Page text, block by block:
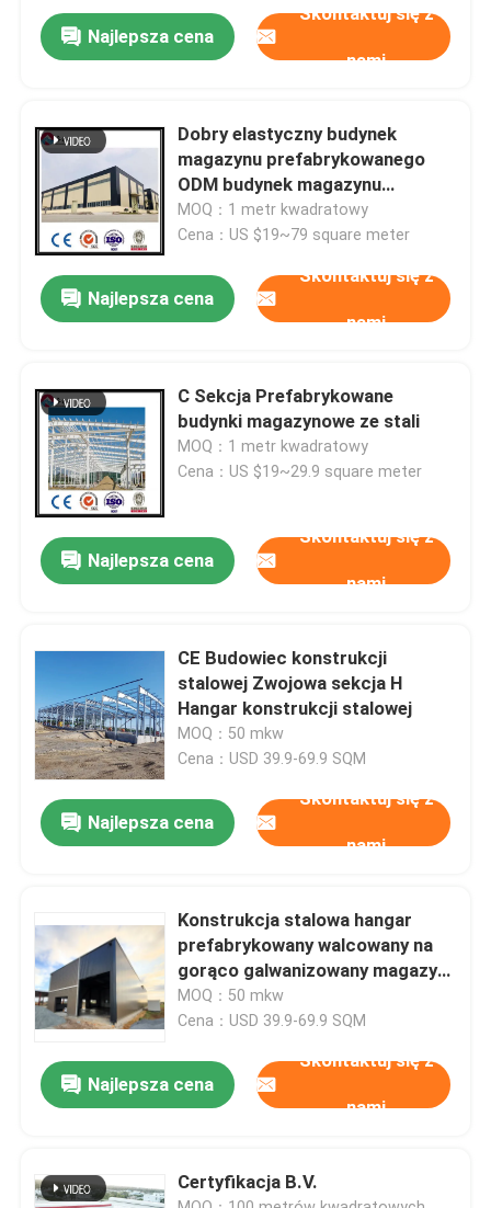
Do domu
O nas
Wycieczka po fabryce
Kontrola jakości
Skontaktuj się z nami
Nowości
Sprawy
Magazyn Konstrukcji Stalowych
Najlepsza cena
Skontaktuj się z
nami
Dobry elastyczny budynek
magazynu prefabrykowanego
ODM budynek magazynu
stalowego
MOQ：1 metr kwadratowy
Cena：US $19~79 square meter
Najlepsza cena
Skontaktuj się z
nami
C Sekcja Prefabrykowane
budynki magazynowe ze stali
MOQ：1 metr kwadratowy
Cena：US $19~29.9 square meter
Najlepsza cena
Skontaktuj się z
nami
CE Budowiec konstrukcji
stalowej Zwojowa sekcja H
Hangar konstrukcji stalowej
MOQ：50 mkw
Cena：USD 39.9-69.9 SQM
Najlepsza cena
Skontaktuj się z
nami
Konstrukcja stalowa hangar
prefabrykowany walcowany na
gorąco galwanizowany magazyn
budynek szopka
MOQ：50 mkw
Cena：USD 39.9-69.9 SQM
Najlepsza cena
Skontaktuj się z
nami
Certyfikacja B.V.